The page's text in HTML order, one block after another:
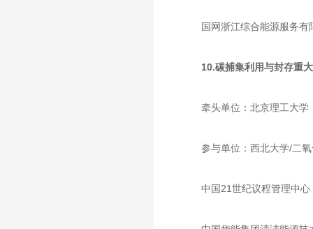
国网浙江综合能源服务有
10.碳捕集利用与封存重
牵头单位：北京理工大
参与单位：西北大学/二
中国21世纪议程管理中心